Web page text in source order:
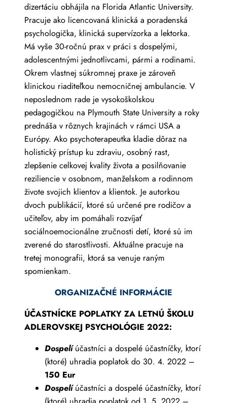
dizertáciu obhájila na Florida Atlantic University.
Pracuje ako licencovaná klinická a poradenská
psychologička, klinická supervízorka a lektorka.
Má vyše 30-ročnú prax v práci s dospelými,
adolescentnými jednotlivcami, pármi a rodinami.
Okrem vlastnej súkromnej praxe je zároveň
klinickou riaditeľkou nemocničnej ambulancie. V
neposlednom rade je vysokoškolskou
pedagogičkou na Plymouth State University a roky
prednáša v rôznych krajinách v rámci USA a
Európy. Ako psychoterapeutka kladie dôraz na
holistický prístup ku zdraviu, osobný rast,
zlepšenie celkovej kvality života a posilňovanie
reziliencie v osobnom, manželskom a rodinnom
živote svojich klientov a klientok. Je autorkou
dvoch publikácií, ktoré sú určené pre rodičov a
učiteľov, aby im pomáhali rozvíjať
sociálnoemocionálne zručnosti detí, ktoré sú im
zverené do starostlivosti. Aktuálne pracuje na
tretej monografii, ktorá sa venuje raným
spomienkam.
ORGANIZAČNÉ INFORMÁCIE
ÚČASTNÍCKE POPLATKY ZA LETNÚ ŠKOLU
ADLEROVSKEJ PSYCHOLÓGIE 2022:
Dospelíúčastníci a dospelé účastníčky, ktorí
(ktoré) uhradia poplatok do 30. 4. 2022 –
150 Eur
Dospelíúčastníci a dospelé účastníčky, ktorí